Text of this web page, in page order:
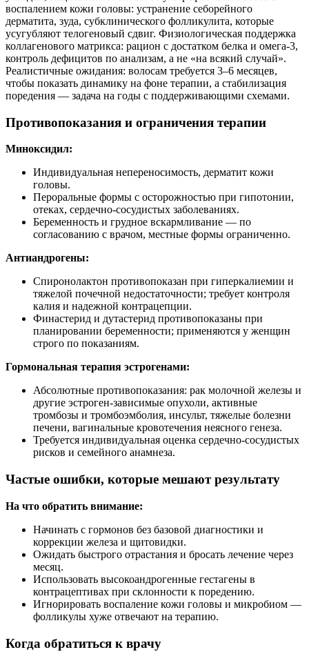
воспалением кожи головы: устранение себорейного
дерматита, зуда, субклинического фолликулита, которые
усугубляют телогеновый сдвиг. Физиологическая поддержка
коллагенового матрикса: рацион с достатком белка и омега‑3,
контроль дефицитов по анализам, а не «на всякий случай».
Реалистичные ожидания: волосам требуется 3–6 месяцев,
чтобы показать динамику на фоне терапии, а стабилизация
поредения — задача на годы с поддерживающими схемами.
Противопоказания и ограничения терапии
Миноксидил:
Индивидуальная непереносимость, дерматит кожи
головы.
Пероральные формы с осторожностью при гипотонии,
отеках, сердечно‑сосудистых заболеваниях.
Беременность и грудное вскармливание — по
согласованию с врачом, местные формы ограниченно.
Антиандрогены:
Спиронолактон противопоказан при гиперкалиемии и
тяжелой почечной недостаточности; требует контроля
калия и надежной контрацепции.
Финастерид и дутастерид противопоказаны при
планировании беременности; применяются у женщин
строго по показаниям.
Гормональная терапия эстрогенами:
Абсолютные противопоказания: рак молочной железы и
другие эстроген‑зависимые опухоли, активные
тромбозы и тромбоэмболия, инсульт, тяжелые болезни
печени, вагинальные кровотечения неясного генеза.
Требуется индивидуальная оценка сердечно‑сосудистых
рисков и семейного анамнеза.
Частые ошибки, которые мешают результату
На что обратить внимание:
Начинать с гормонов без базовой диагностики и
коррекции железа и щитовидки.
Ожидать быстрого отрастания и бросать лечение через
месяц.
Использовать высокоандрогенные гестагены в
контрацептивах при склонности к поредению.
Игнорировать воспаление кожи головы и микробиом —
фолликулы хуже отвечают на терапию.
Когда обратиться к врачу